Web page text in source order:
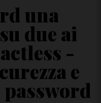
una
due ai
-
e